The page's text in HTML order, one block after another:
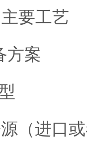
要工艺
方案
（进口